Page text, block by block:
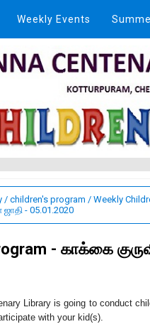
Weekly Events
/ children's program / Weekly
- 05.01.2020
- காக்கை
Library is going to conduct
with your kid(s).